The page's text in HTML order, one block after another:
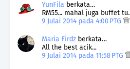
YunFila berkata…
RM55... mahal juga buffet tu.
9 Julai 2014 pada 4:00 PTG
Maria Firdz berkata…
All the best acik...
9 Julai 2014 pada 11:58 PTG